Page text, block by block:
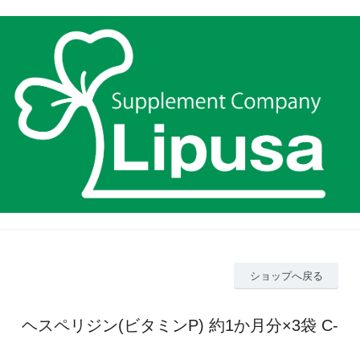
ショップへ戻る
ヘスペリジン(ビタミンP) 約1か月分×3袋 C-